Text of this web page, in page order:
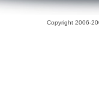
Copyright 2006-